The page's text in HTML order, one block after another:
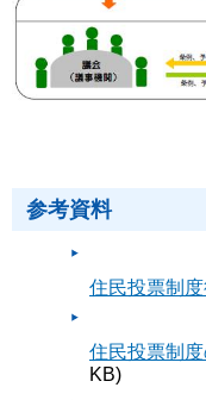
参考資料
住民投票制度
住民投票制度
KB)